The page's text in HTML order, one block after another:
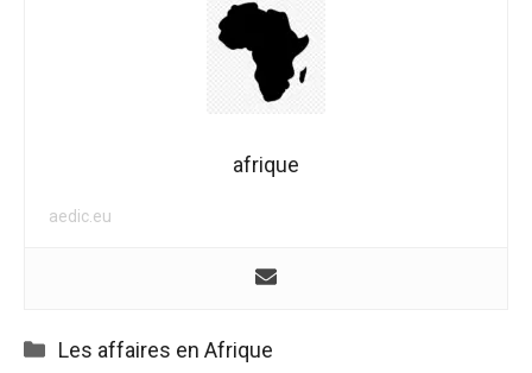
afrique
aedic.eu
Catégories
Les affaires en Afrique